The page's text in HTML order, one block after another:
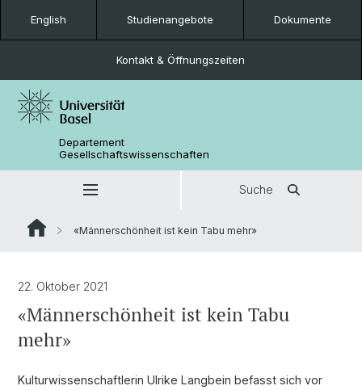
English Studienangebote Dokumente
Kontakt & Öffnungszeiten
Departement
Gesellschaftswissenschaften
Suche
«Männerschönheit ist kein Tabu mehr»
22. Oktober 2021
«Männerschönheit ist kein Tabu
mehr»
Kulturwissenschaftlerin Ulrike Langbein befasst sich vor